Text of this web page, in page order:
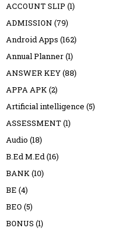
ACCOUNT SLIP (1)
ADMISSION (79)
Android Apps (162)
Annual Planner(1)
ANSWER KEY(88)
APPA APK(2)
Artificial intelligence (5)
ASSESSMENT(1)
Audio (18)
B.Ed M.Ed(16)
BANK(10)
BE (4)
BEO (5)
BONUS (1)